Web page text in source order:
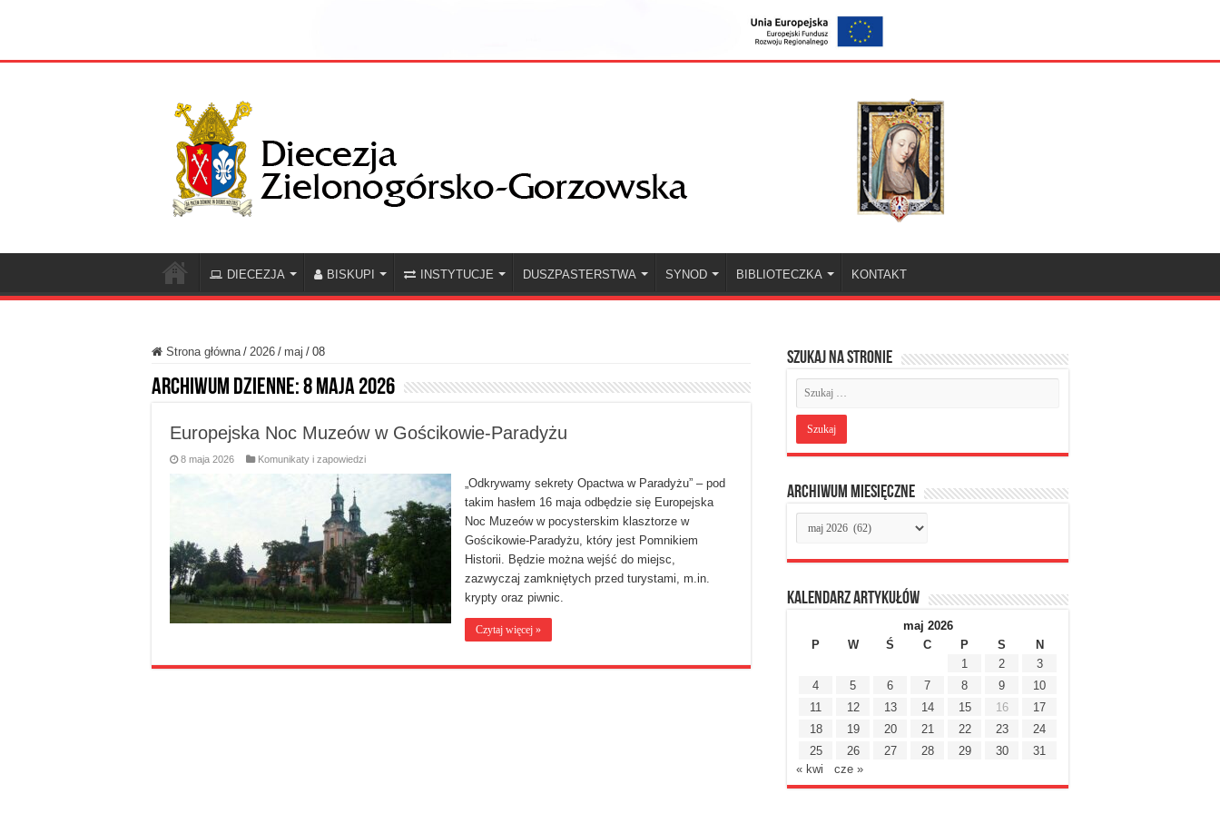
DIECEZJA BISKUPI INSTYTUCJE DUSZPASTERSTWA SYNOD BIBLIOTECZKA KONTAKT
Strona główna / 2026 / maj / 08
Archiwum dzienne:8 maja 2026
Europejska Noc Muzeów w Gościkowie-Paradyżu
8 maja 2026 Komunikaty i zapowiedzi
„Odkrywamy sekrety Opactwa w Paradyżu” – pod
takim hasłem 16 maja odbędzie się Europejska
Noc Muzeów w pocysterskim klasztorze w
Gościkowie-Paradyżu, który jest Pomnikiem
Historii. Będzie można wejść do miejsc,
zazwyczaj zamkniętych przed turystami, m.in.
krypty oraz piwnic.
Czytaj więcej »
Szukaj na stronie
Archiwum miesięczne
Archiwum
miesięczne
Kalendarz artykułów
maj 2026
P
W Ś C P S
N
1
2
3
4
5 6 7 8 9
10
11
12 13 14 15 16
17
18
19 20 21 22 23
24
25
26 27 28 29 30
31
« kwi
cze »